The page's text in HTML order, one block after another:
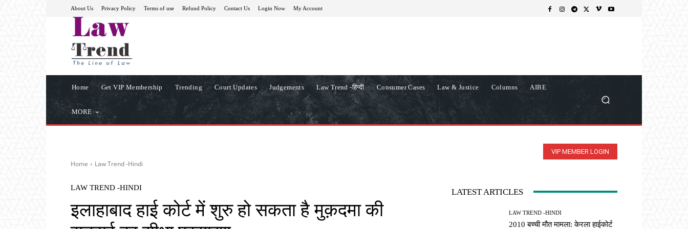
About Us Privacy Policy Terms of use Refund Policy Contact Us Login Now My Account
Home Get VIP Membership Trending Court Updates Judgements Law Trend -हिन्दी Consumer Cases Law & Justice Columns AIBE
MORE
VIP MEMBER LOGIN
Home Law Trend -Hindi
LAW TREND -HINDI
इलाहाबाद हाई कोर्ट में शुरु हो सकता है मुक़दमा की
LATEST ARTICLES
LAW TREND -HINDI
2010 बच्ची मौत मामला: केरला हाईकोर्ट